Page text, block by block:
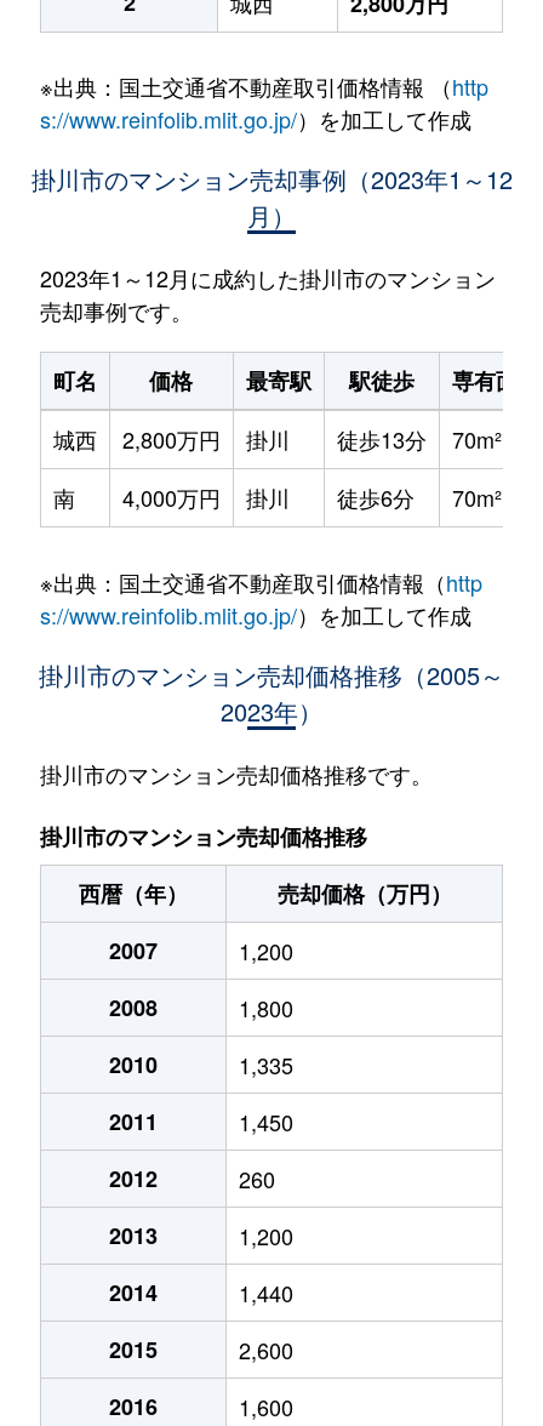
※出典：国土交通省不動産取引価格情報 （http
s://www.reinfolib.mlit.go.jp/）を加工して作成
掛川市のマンション売却事例（2023年1～12
月）
2023年1～12月に成約した掛川市のマンション
売却事例です。
町名 価格 最寄駅 駅徒歩
専有面積
城西
2,800万円 掛川 徒歩13分
70m²
南
4,000万円 掛川 徒歩6分 70m²
※出典：国土交通省不動産取引価格情報（http
s://www.reinfolib.mlit.go.jp/）を加工して作成
掛川市のマンション売却価格推移（2005～
2023年）
掛川市のマンション売却価格推移です。
掛川市のマンション売却価格推移
西暦（年）
売却価格（万円）
2007
1,200
2008
1,800
2010
1,335
2011
1,450
2012
260
2013
1,200
2014
1,440
2015
2,600
2016
1,600